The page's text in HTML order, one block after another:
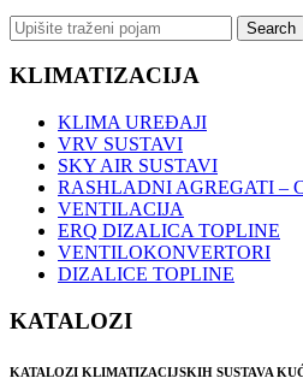
KLIMATIZACIJA
KLIMA UREĐAJI
VRV SUSTAVI
SKY AIR SUSTAVI
RASHLADNI AGREGATI –
VENTILACIJA
ERQ DIZALICA TOPLINE
VENTILOKONVERTORI
DIZALICE TOPLINE
KATALOZI
KATALOZI KLIMATIZACIJSKIH SUSTAVA